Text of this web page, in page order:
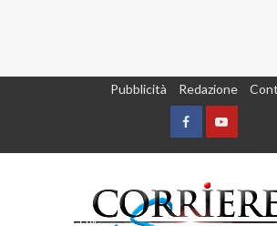
Pubblicità Redazione
FacebookYountube